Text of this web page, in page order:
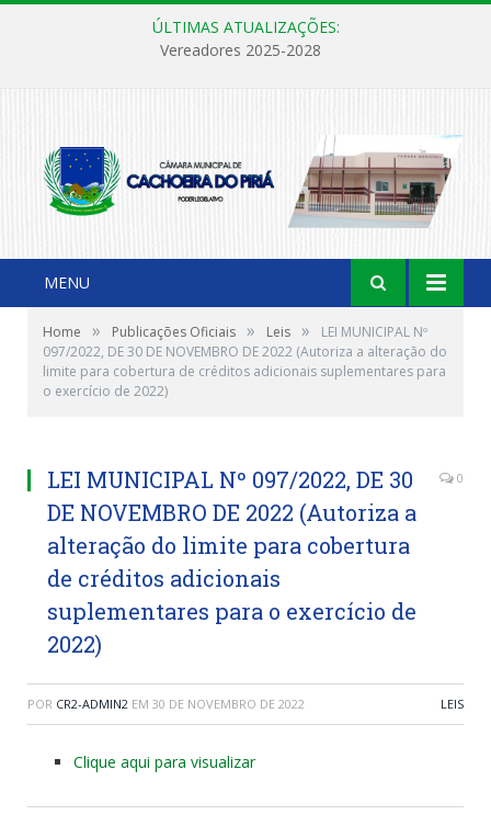
ÚLTIMAS ATUALIZAÇÕES:
Vereadores 2025-2028
MENU
Home » Publicações Oficiais » Leis »
LEI MUNICIPAL Nº
097/2022, DE 30 DE NOVEMBRO DE 2022 (Autoriza a alteração do
limite para cobertura de créditos adicionais suplementares para
o exercício de 2022)
LEI MUNICIPAL Nº 097/2022, DE 30
DE NOVEMBRO DE 2022 (Autoriza a
alteração do limite para cobertura
de créditos adicionais
suplementares para o exercício de
2022)
0
POR CR2-ADMIN2 EM 30 DE NOVEMBRO DE 2022 LEIS
Clique aqui para visualizar